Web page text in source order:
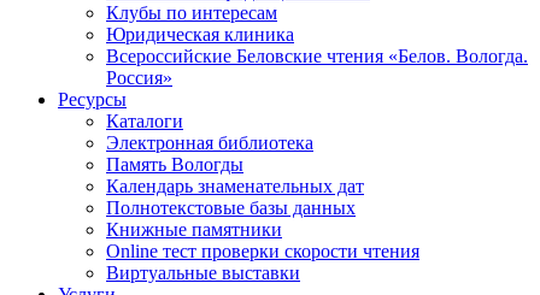
Клубы по интересам
Юридическая клиника
Всероссийские Беловские чтения «Белов. Вологда.
Россия»
Ресурсы
Каталоги
Электронная библиотека
Память Вологды
Календарь знаменательных дат
Полнотекстовые базы данных
Книжные памятники
Online тест проверки скорости чтения
Виртуальные выставки